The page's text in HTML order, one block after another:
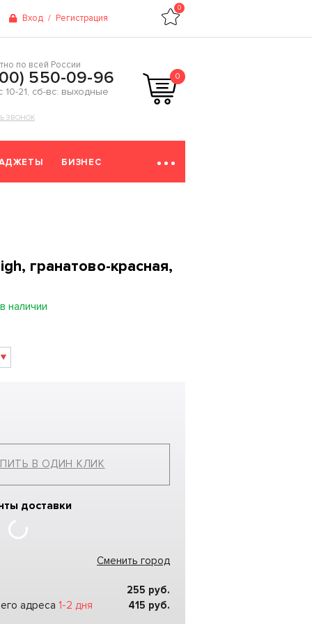
Вход / Регистрация
0
по всей России
550-09-96
10-21, сб-вс: выходные
ЗВОНОК
0
БИЗНЕС
гранатово-красная,
наличии
В ОДИН КЛИК
доставки
Сменить город
255 руб.
адреса 1-2 дня 415 руб.